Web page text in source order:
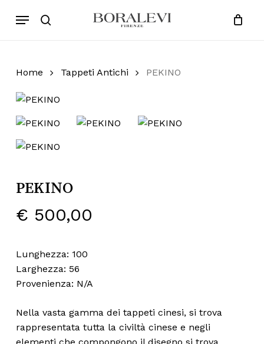
Products
search
Menu
Cart Close
Home Tappeti Antichi PEKINO
PEKINO
€ 500,00
Lunghezza: 100
Larghezza: 56
Provenienza: N/A
Nella vasta gamma dei tappeti cinesi, si trova
rappresentata tutta la civiltà cinese e negli